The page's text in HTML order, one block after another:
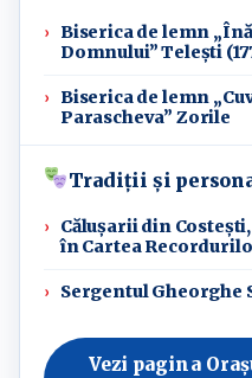
Biserica de lemn
Domnului” Telești
Biserica de lemn
Parascheva” Zorile
Tradiții și
Călușarii din
în Cartea
Sergentul Gheorghe
Vezi pagina